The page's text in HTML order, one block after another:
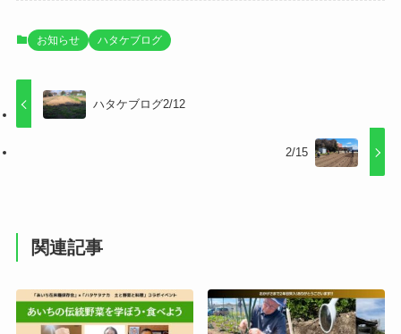
お知らせ ハタケブログ
ハタケブログ2/12
2/15
関連記事